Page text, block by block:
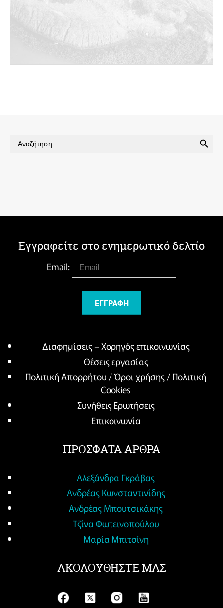
Search
for:
Εγγραφείτε στο ενημερωτικό δελτίο
Email:
Διαφημίσεις – Χορηγός επικοινωνίας
Θέσεις εργασίας
Πολιτική Απορρήτου / Όροι χρήσης / Πολιτική
Cookies
Συνήθεις Ερωτήσεις
Επικοινωνία
ΠΡΟΣΦΑΤΑ ΑΡΘΡΑ
Αλεξάνδρα Γκράβας
Ανδρέας Κωνσταντινίδης
Ανδρέας Μπουτσικάκης
Τζίνα Φωτεινοπούλου
Μαρία Μπιτσίνη
ΑΚΟΛΟΥΘΗΣΤΕ ΜΑΣ